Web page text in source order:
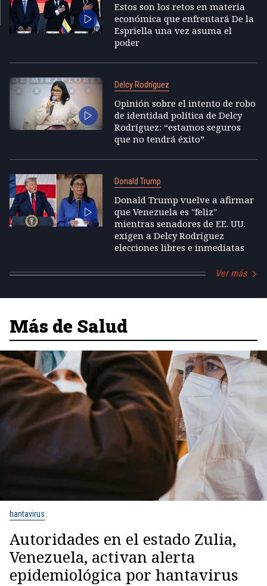
Estos son los retos en materia
económica que enfrentará De la
Espriella una vez asuma el
poder
Delcy Rodríguez
Opinión sobre el intento de robo
de identidad política de Delcy
Rodríguez: “estamos seguros
que no tendrá éxito”
Donald Trump
Donald Trump vuelve a afirmar
que Venezuela es "feliz"
mientras senadores de EE. UU.
exigen a Delcy Rodríguez
elecciones libres e inmediatas
Ver más
Más de Salud
hantavirus
Autoridades en el estado Zulia,
Venezuela, activan alerta
epidemiológica por hantavirus